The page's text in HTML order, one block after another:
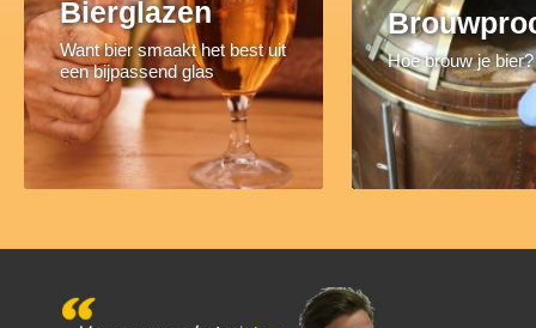
Bierglazen
Want bier smaakt het best uit
een bijpassend glas
Hoe brouw je bier?